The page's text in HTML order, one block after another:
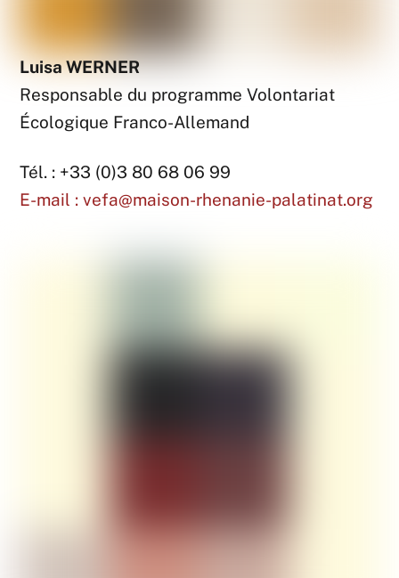
Luisa WERNER
Responsable du programme Volontariat
Écologique Franco-Allemand
Tél. : +33 (0)3 80 68 06 99
E-mail :vefa@maison-rhenanie-palatinat.org